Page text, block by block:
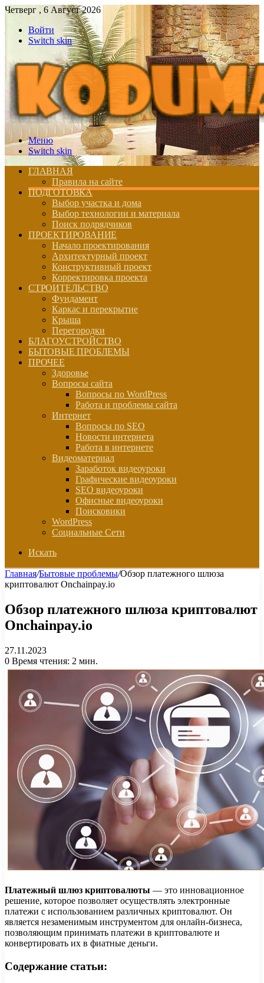
Четверг , 6 Август 2026
Войти
Switch skin
Меню
Switch skin
ГЛАВНАЯ
Правила на сайте
ПОДГОТОВКА
Выбор участка и дома
Выбор технологии и материала
Поиск подрядчиков
ПРОЕКТИРОВАНИЕ
Начало проектирования
Архитектурный проект
Конструктивный проект
Корректировка проекта
СТРОИТЕЛЬСТВО
Фундамент
Каркас и перекрытие
Крыша
Перегородки
БЛАГОУСТРОЙСТВО
БЫТОВЫЕ ПРОБЛЕМЫ
ПРОЧЕЕ
Здоровье
Вопросы сайта
Вопросы по WordPress
Работа и проблемы сайта
Интернет
Вопросы по SEO
Новости интернета
Работа в интернете
Видеоматериал
Заработок видеоуроки
Графические видеоуроки
SEO видеоуроки
Офисные видеоуроки
Поисковики
WordPress
Социальные Сети
Искать
Главная/Бытовые проблемы/Обзор платежного шлюза
криптовалют Onchainpay.io
Обзор платежного шлюза криптовалют
Onchainpay.io
27.11.2023
0 Время чтения: 2 мин.
Платежный шлюз криптовалюты — это инновационное
решение, которое позволяет осуществлять электронные
платежи с использованием различных криптовалют. Он
является незаменимым инструментом для онлайн-бизнеса,
позволяющим принимать платежи в криптовалюте и
конвертировать их в фиатные деньги.
Содержание статьи: